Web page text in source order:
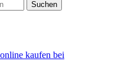
Suchen
kaufen bei